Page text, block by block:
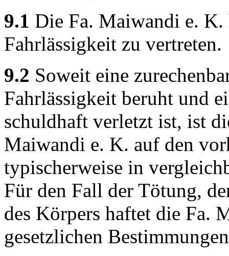
9.1 Die Fa. Maiwandi e. K.
Fahrlässigkeit zu vertreten.
9.2 Soweit eine
Fahrlässigkeit beruht und
schuldhaft verletzt ist, ist
Maiwandi e. K. auf den
typischerweise in
Für den Fall der Tötung,
des Körpers haftet die Fa.
gesetzlichen